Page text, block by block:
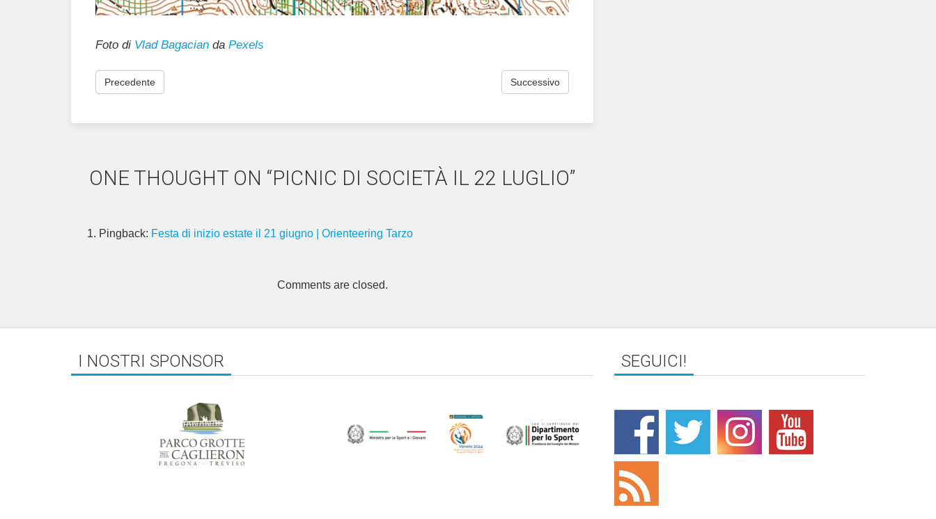
Foto di Vlad Bagacian da Pexels
Precedente Successivo
ONE THOUGHT ON “PICNIC DI SOCIETÀ IL 22 LUGLIO”
Pingback: Festa di inizio estate il 21 giugno | Orienteering Tarzo
Comments are closed.
I NOSTRI SPONSOR SEGUICI!